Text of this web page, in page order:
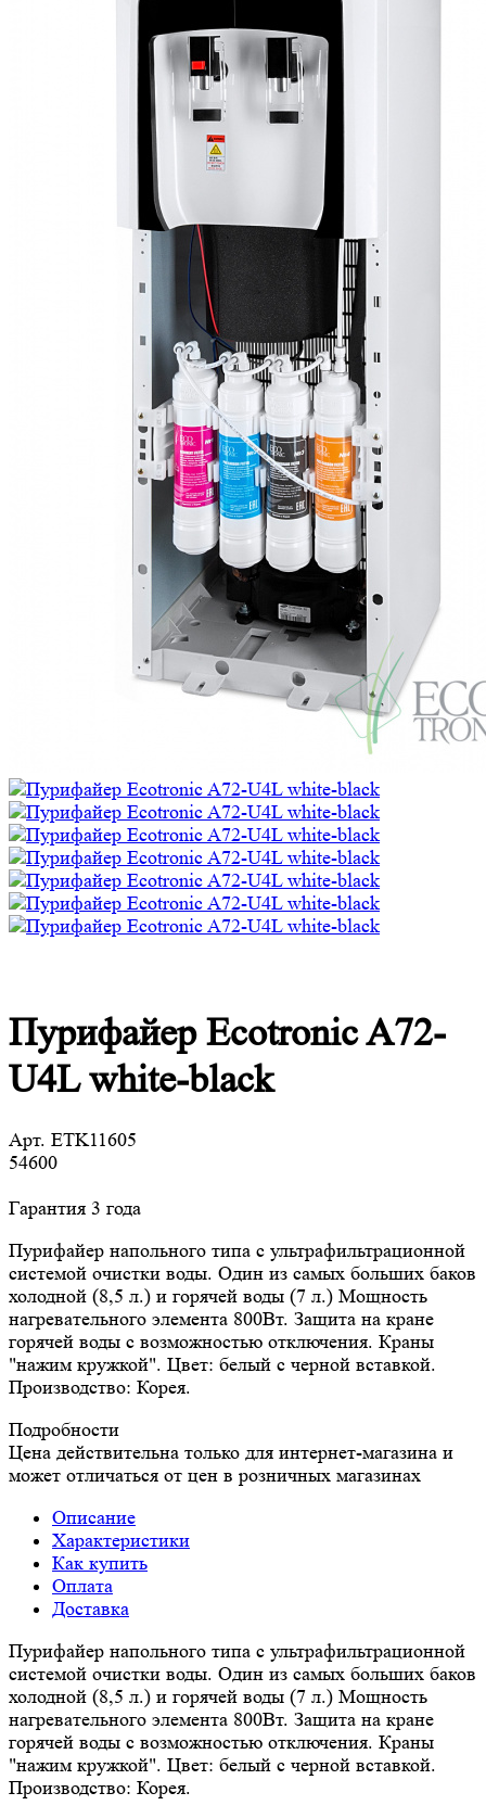
Пурифайер Ecotronic A72-
U4L white-black
Арт. ETK11605
54600
Гарантия 3 года
Пурифайер напольного типа с ультрафильтрационной
системой очистки воды. Один из самых больших баков
холодной (8,5 л.) и горячей воды (7 л.) Мощность
нагревательного элемента 800Вт. Защита на кране
горячей воды с возможностью отключения. Краны
"нажим кружкой". Цвет: белый с черной вставкой.
Производство: Корея.
Подробности
Цена действительна только для интернет-магазина и
может отличаться от цен в розничных магазинах
Описание
Характеристики
Как купить
Оплата
Доставка
Пурифайер напольного типа с ультрафильтрационной
системой очистки воды. Один из самых больших баков
холодной (8,5 л.) и горячей воды (7 л.) Мощность
нагревательного элемента 800Вт. Защита на кране
горячей воды с возможностью отключения. Краны
"нажим кружкой". Цвет: белый с черной вставкой.
Производство: Корея.